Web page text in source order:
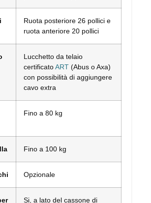
Ruota posteriore 26 pollici e
ruota anteriore 20 pollici
Lucchetto da telaio
certificatoART (Abus o Axa)
con possibilità di aggiungere
cavo extra
Fino a 80 kg
Fino a 100 kg
Opzionale
Si, a lato del cassone di